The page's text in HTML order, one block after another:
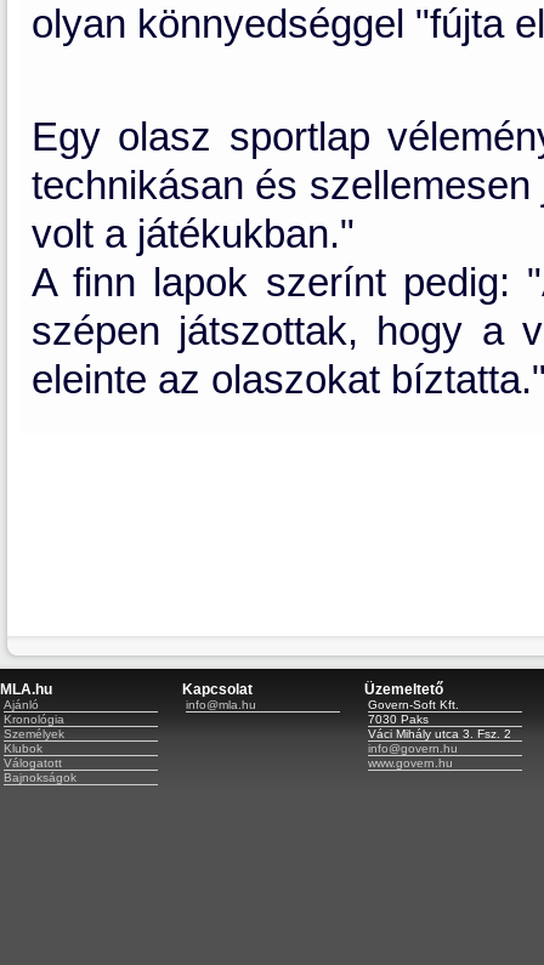
olyan könnyedséggel "fújta
Egy olasz sportlap
technikásan és
volt a játékukban."
A finn lapok szerínt pedig:
szépen játszottak, hogy a
eleinte az olaszokat
MLA.hu
Ajánló
Kronológia
Személyek
Klubok
Válogatott
Bajnokságok
Kapcsolat
info@mla.hu
Üzemeltető
Govern-Soft Kft.
7030 Paks
Váci Mihály utca 3. Fsz. 2
info@govern.hu
www.govern.hu